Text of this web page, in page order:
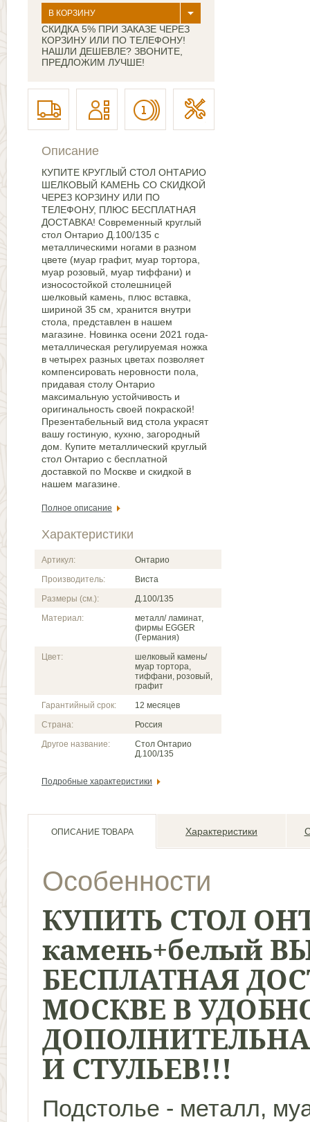
В КОРЗИНУ
СКИДКА 5% ПРИ ЗАКАЗЕ ЧЕРЕЗ
КОРЗИНУ ИЛИ ПО ТЕЛЕФОНУ!
НАШЛИ ДЕШЕВЛЕ? ЗВОНИТЕ,
ПРЕДЛОЖИМ ЛУЧШЕ!
Описание
КУПИТЕ КРУГЛЫЙ СТОЛ ОНТАРИО
ШЕЛКОВЫЙ КАМЕНЬ СО СКИДКОЙ
ЧЕРЕЗ КОРЗИНУ ИЛИ ПО
ТЕЛЕФОНУ, ПЛЮС БЕСПЛАТНАЯ
ДОСТАВКА! Современный круглый
стол Онтарио Д.100/135 с
металлическими ногами в разном
цвете (муар графит, муар тортора,
муар розовый, муар тиффани) и
износостойкой столешницей
шелковый камень, плюс вставка,
шириной 35 см, хранится внутри
стола, представлен в нашем
магазине. Новинка осени 2021 года-
металлическая регулируемая ножка
в четырех разных цветах позволяет
компенсировать неровности пола,
придавая столу Онтарио
максимальную устойчивость и
оригинальность своей покраской!
Презентабельный вид стола украсят
вашу гостиную, кухню, загородный
дом. Купите металлический круглый
стол Онтарио с бесплатной
доставкой по Москве и скидкой в
нашем магазине.
Полное описание
Характеристики
Артикул:
Онтарио
Производитель:
Виста
Размеры (см.):
Д.100/135
Материал:
металл/ ламинат,
фирмы EGGER
(Германия)
Цвет:
шелковый камень/
муар тортора,
тиффани, розовый,
графит
Гарантийный срок:
12 месяцев
Страна:
Россия
Другое название:
Стол Онтарио
Д.100/135
Подробные характеристики
ОПИСАНИЕ ТОВАРА Характеристики
Особенности
КУПИТЬ СТОЛ
камень+белый
БЕСПЛАТНАЯ
МОСКВЕ В
И СТУЛЬЕВ!!!
Подстолье - металл,